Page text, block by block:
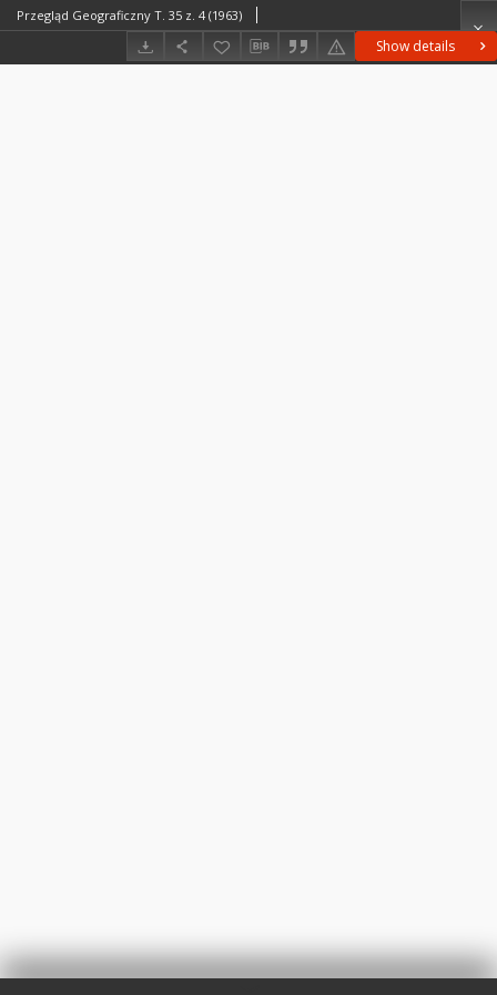
Show details
Przegląd Geograficzny T. 35 z. 4 (1963)